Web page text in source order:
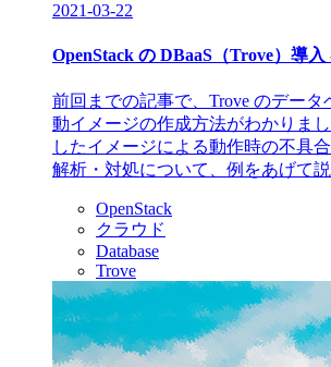
2021-03-22
OpenStack の DBaaS（Trove）導入
前回までの記事で、Trove のデータ
動イメージの作成方法がわかりま
したイメージによる動作時の不具
解析・対処について、例をあげて説
OpenStack
クラウド
Database
Trove